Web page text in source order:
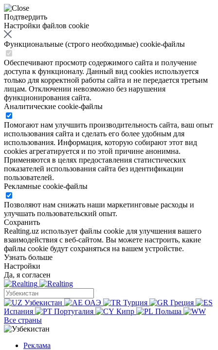
Подтвердить
Настройки файлов cookie
Функциональные (строго необходимые) cookie-файлы
Обеспечивают просмотр содержимого сайта и получение
доступа к функционалу. Данный вид cookies используется
только для корректной работы сайта и не передается третьим
лицам. Отключении невозможно без нарушения
функционирования сайта.
Аналитические cookie-файлы
Помогают нам улучшить производительность сайта, ваш опыт
использования сайта и сделать его более удобным для
использования. Информация, которую собирают этот вид
cookies агрегатируется и по этой причине анонимна.
Применяются в целях предоставления статистических
показателей использования сайта без идентификации
пользователей.
Рекламные cookie-файлы
Позволяют нам снижать наши маркетинговые расходы и
улучшать пользовательский опыт.
Сохранить
Realting.uz использует файлы cookie для улучшения вашего
взаимодействия с веб-сайтом. Вы можете настроить, какие
файлы cookie будут сохраняться на вашем устройстве.
Узнать больше
Настройки
Да, я согласен
Узбекистан ОАЭ Турция
Греция
Испания
Португалия Кипр
Польша
Все страны
Реклама